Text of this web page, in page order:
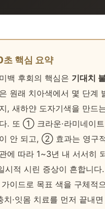
핵심 요약
백 후회의 핵심은 기대치
원래 치아색에서 몇 단계
, 새하얀 도자기색을 만드
. 또 ① 크라운·라미네이
안 되고, ② 효과는 영구
에 따라 1~3년 내 서서히
적 시린 증상이 흔합니다.
이드로 목표 색을 구체적
치·잇몸 치료를 먼저 끝내